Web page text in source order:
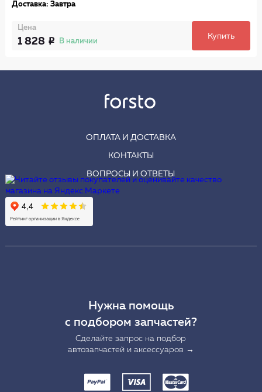
Доставка: Завтра
Цена
1 828 В наличии
Купить
ОПЛАТА И ДОСТАВКА
КОНТАКТЫ
ВОПРОСЫ И ОТВЕТЫ
Нужна помощь
с подбором запчастей?
Сделайте запрос на подбор
автозапчастей и аксессуаров →